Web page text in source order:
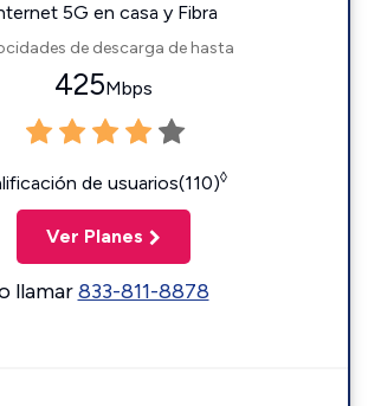
5G en casa y Fibra
de descarga de hasta
425Mbps
de usuarios(110)◊
Ver Planes
llamar833-811-8878